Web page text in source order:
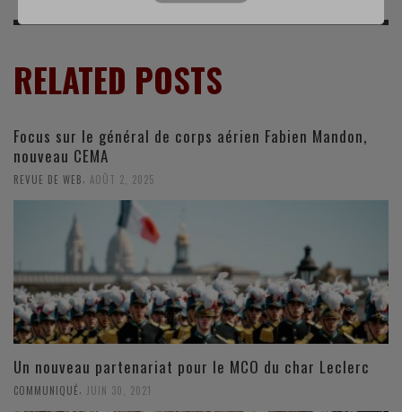
RELATED POSTS
Focus sur le général de corps aérien Fabien Mandon,
nouveau CEMA
REVUE DE WEB AOÛT 2, 2025
Un nouveau partenariat pour le MCO du char Leclerc
COMMUNIQUÉ JUIN 30, 2021